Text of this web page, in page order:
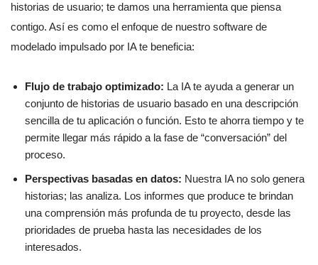
historias de usuario; te damos una herramienta que piensa
contigo. Así es como el enfoque de nuestro software de
modelado impulsado por IA te beneficia:
Flujo de trabajo optimizado: La IA te ayuda a generar un
conjunto de historias de usuario basado en una descripción
sencilla de tu aplicación o función. Esto te ahorra tiempo y te
permite llegar más rápido a la fase de “conversación” del
proceso.
Perspectivas basadas en datos: Nuestra IA no solo genera
historias; las analiza. Los informes que produce te brindan
una comprensión más profunda de tu proyecto, desde las
prioridades de prueba hasta las necesidades de los
interesados.